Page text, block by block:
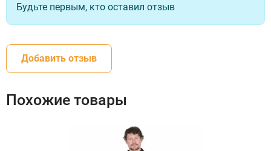
Будьте первым, кто оставил отзыв
Добавить отзыв
Похожие товары